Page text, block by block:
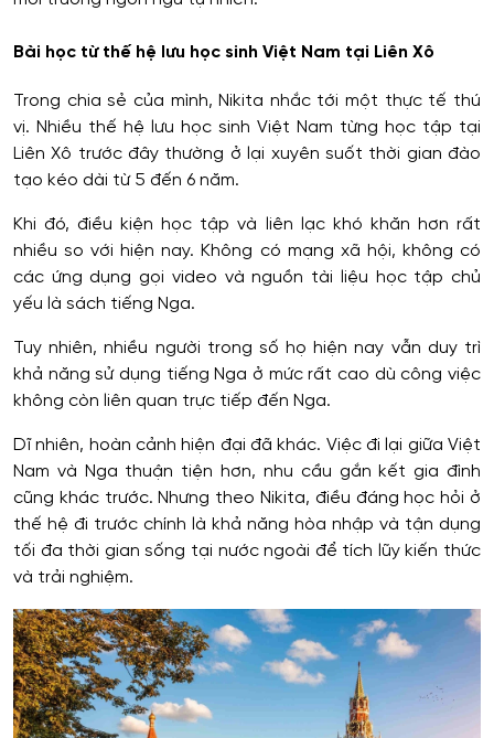
Bài học từ thế hệ lưu học sinh Việt Nam tại Liên Xô
Trong chia sẻ của mình, Nikita nhắc tới một thực tế thú
vị. Nhiều thế hệ lưu học sinh Việt Nam từng học tập tại
Liên Xô trước đây thường ở lại xuyên suốt thời gian đào
tạo kéo dài từ 5 đến 6 năm.
Khi đó, điều kiện học tập và liên lạc khó khăn hơn rất
nhiều so với hiện nay. Không có mạng xã hội, không có
các ứng dụng gọi video và nguồn tài liệu học tập chủ
yếu là sách tiếng Nga.
Tuy nhiên, nhiều người trong số họ hiện nay vẫn duy trì
khả năng sử dụng tiếng Nga ở mức rất cao dù công việc
không còn liên quan trực tiếp đến Nga.
Dĩ nhiên, hoàn cảnh hiện đại đã khác. Việc đi lại giữa Việt
Nam và Nga thuận tiện hơn, nhu cầu gắn kết gia đình
cũng khác trước. Nhưng theo Nikita, điều đáng học hỏi ở
thế hệ đi trước chính là khả năng hòa nhập và tận dụng
tối đa thời gian sống tại nước ngoài để tích lũy kiến thức
và trải nghiệm.